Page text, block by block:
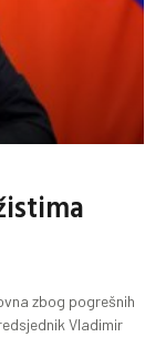
zbog pogrešnih
Vladimir